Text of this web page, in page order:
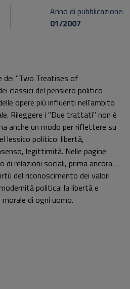
Anno di pubblicazione:
01/2007
dei "Two Treatises of
classici del pensiero politico
opere più influenti nell'ambito
Rileggere i "Due trattati" non è
anche un modo per riflettere su
lessico politico: libertà,
legittimità. Nelle pagine
di relazioni sociali, prima ancora
del riconoscimento dei valori
politica: la libertà e
di ogni uomo.